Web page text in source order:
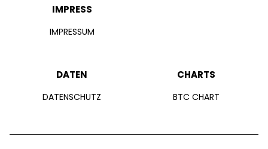
IMPRESS
IMPRESSUM
DATEN
DATENSCHUTZ
CHARTS
BTC CHART